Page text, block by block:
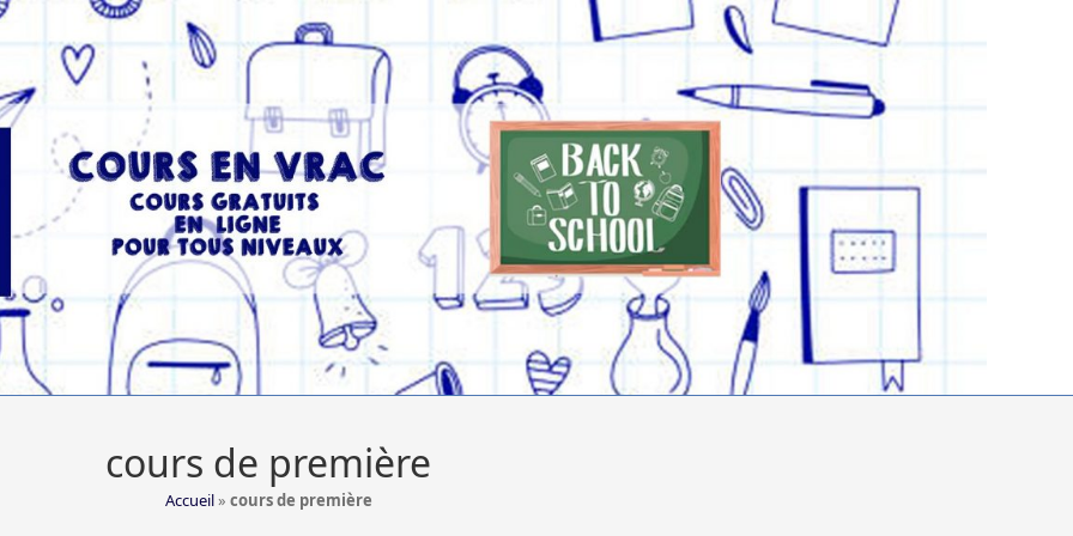
cours de première
Accueil» cours de première